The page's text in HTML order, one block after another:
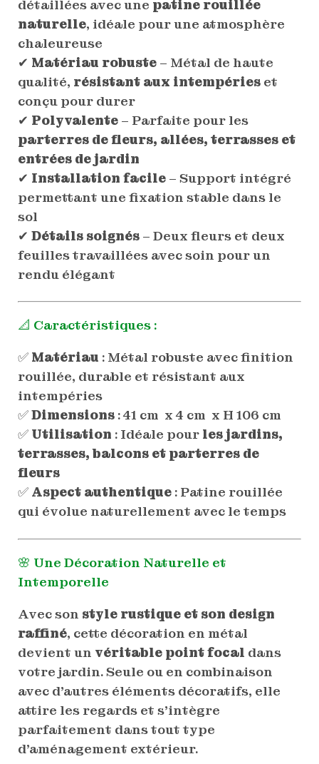
détaillées avec une patine rouillée
naturelle, idéale pour une atmosphère
chaleureuse
✔ Matériau robuste– Métal de haute
qualité, résistant aux intempérieset
conçu pour durer
✔ Polyvalente– Parfaite pour les
parterres de fleurs, allées, terrasses et
entrées de jardin
✔ Installation facile– Support intégré
permettant une fixation stable dans le
sol
✔ Détails soignés– Deux fleurs et deux
feuilles travaillées avec soin pour un
rendu élégant
📐 Caractéristiques :
✅ Matériau : Métal robuste avec finition
rouillée, durable et résistant aux
intempéries
✅Dimensions: 41 cm x 4 cm x H 106 cm
✅ Utilisation : Idéale pour les jardins,
terrasses, balcons et parterres de
fleurs
✅ Aspect authentique: Patine rouillée
qui évolue naturellement avec le temps
🌸 Une Décoration Naturelle et
Intemporelle
Avec son style rustique et son design
raffiné, cette décoration en métal
devient un véritable point focal dans
votre jardin. Seule ou en combinaison
avec d’autres éléments décoratifs, elle
attire les regards et s’intègre
parfaitement dans tout type
d’aménagement extérieur.